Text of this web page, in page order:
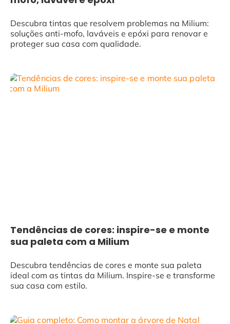
Descubra tintas que resolvem problemas na Milium:
soluções anti-mofo, laváveis e epóxi para renovar e
proteger sua casa com qualidade.
Tendências de cores: inspire-se e monte
sua paleta com a Milium
Descubra tendências de cores e monte sua paleta
ideal com as tintas da Milium. Inspire-se e transforme
sua casa com estilo.